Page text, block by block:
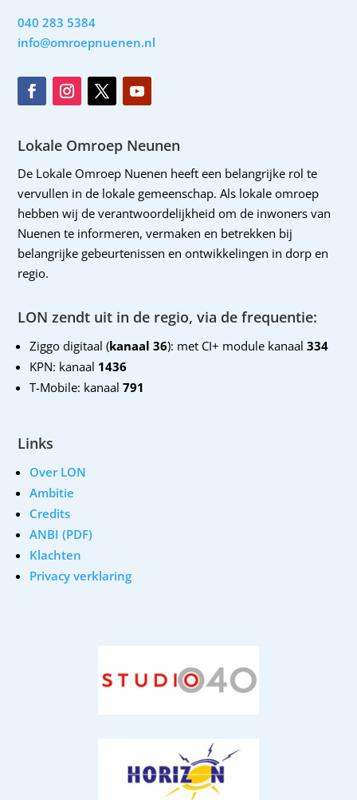
040 283 5384
info@omroepnuenen.nl
Lokale Omroep Neunen
De Lokale Omroep Nuenen heeft een belangrijke rol te
vervullen in de lokale gemeenschap. Als lokale omroep
hebben wij de verantwoordelijkheid om de inwoners van
Nuenen te informeren, vermaken en betrekken bij
belangrijke gebeurtenissen en ontwikkelingen in dorp en
regio.
LON zendt uit in de regio, via de frequentie:
Ziggo digitaal (kanaal 36): met CI+ module kanaal 334
KPN: kanaal 1436
T-Mobile: kanaal791
Links
Over LON
Ambitie
Credits
ANBI (PDF)
Klachten
Privacy verklaring